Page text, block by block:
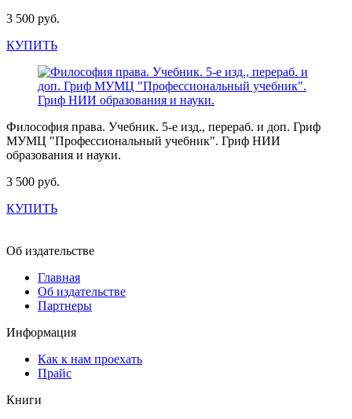
3 500 руб.
КУПИТЬ
Философия права. Учебник. 5-е изд., перераб. и доп. Гриф
МУМЦ "Профессиональный учебник". Гриф НИИ
образования и науки.
3 500 руб.
КУПИТЬ
Об издательстве
Главная
Об издательстве
Партнеры
Информация
Как к нам проехать
Прайс
Книги